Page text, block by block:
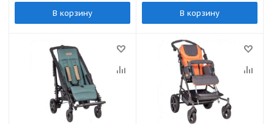
В корзину В корзину